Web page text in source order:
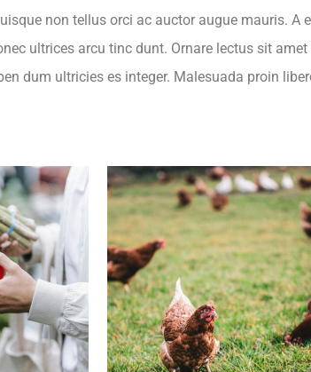
non tellus orci ac auctor augue mauris. A
ultrices arcu tinc dunt. Ornare lectus sit amet
dum ultricies es integer. Malesuada proin